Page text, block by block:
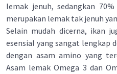
lemak jenuh, sedangkan
merupakan lemak tak jenuh
Selain mudah dicerna, ikan
esensial yang sangat lengkap
dengan asam amino yang
Asam lemak Omega 3 dan